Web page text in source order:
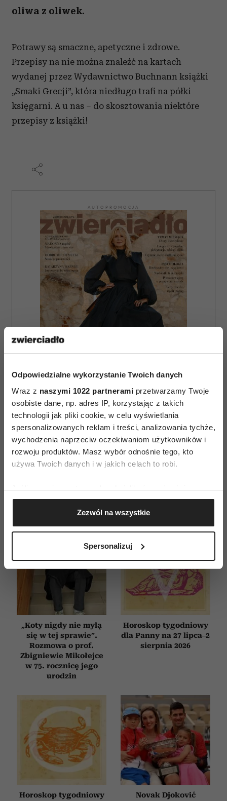
Odpowiedzialne wykorzystanie Twoich danych
Wraz z naszymi 1022 partnerami przetwarzamy Twoje
osobiste dane, np. adres IP, korzystając z takich
technologii jak pliki cookie, w celu wyświetlania
spersonalizowanych reklam i treści, analizowania tychże,
wychodzenia naprzeciw oczekiwaniom użytkowników i
rozwoju produktów. Masz wybór odnośnie tego, kto
używa Twoich danych i w jakich celach to robi.
Jeśli wyrazisz na to zgodę, chcielibyśmy również:
Gromadzić dane dotyczące Twojej lokalizacji
geograficznej z dokładnością nawet do kilku metrów
Identyfikować Twoje urządzenie, aktywnie
(fingerprinting, czyli wirtualny odcisk palca)
dane są przetwarzane oraz ustaw własne preferencje w
sekcji szczegółów
. W Deklaracji plików cookie możesz
zmienić lub wycofać swoją zgodę w dowolnej chwili.
Wykorzystujemy pliki cookie do spersonalizowania treści
i reklam, aby oferować funkcje społecznościowe i
analizować ruch w naszej witrynie. Informacje o tym, jak
korzystasz z naszej witryny, udostępniamy partnerom
społecznościowym, reklamowym i analitycznym.
otrzymanymi od Ciebie lub uzyskanymi podczas
korzystania z ich usług.
Zezwól na wszystkie
Spersonalizuj
oliwa z oliwek.
Potrawy są smaczne, apetyczne i zdrowe.
Przepisy na nie można znaleźć na kartach
wydanej przez Wydawnictwo Buchnann książki
„Smaki Grecji”, która niedługo trafi na półki
księgarni. A u nas – do skosztowania niektóre
przepisy z książki!
AUTOPROMOCJA
ZAMÓW
WYDANIE DRUKOWANE
E-WYDANIE
„Koty nigdy nie mylą
się w tej sprawie”.
Rozmowa o prof.
Zbigniewie Mikołejce
w 75. rocznicę jego
urodzin
Horoskop tygodniowy
dla Panny na 27 lipca–2
sierpnia 2026
Horoskop tygodniowy
Novak Djoković